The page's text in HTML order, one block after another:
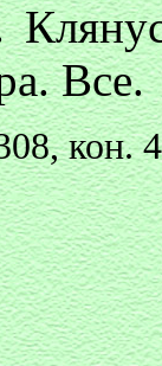
Все.
кон.